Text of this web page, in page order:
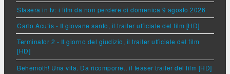
Stasera in tv: i film da non perdere di domenica 9 agosto 2026
Carlo Acutis - Il giovane santo, il trailer ufficiale del film [HD]
Terminator 2 - Il giorno del giudizio, il trailer ufficiale del film
[HD]
Behemoth! Una vita. Da ricomporre., il teaser trailer del film [HD]